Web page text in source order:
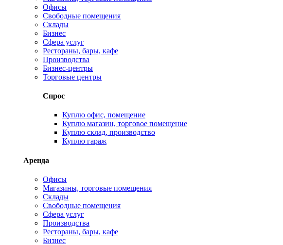
Офисы
Свободные помещения
Склады
Бизнес
Сфера услуг
Рестораны, бары, кафе
Производства
Бизнес-центры
Торговые центры
Спрос
Куплю офис, помещение
Куплю магазин, торговое помещение
Куплю склад, производство
Куплю гараж
Аренда
Офисы
Магазины, торговые помещения
Склады
Свободные помещения
Сфера услуг
Производства
Рестораны, бары, кафе
Бизнес